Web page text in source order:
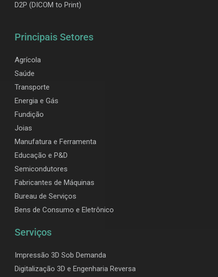
D2P (DICOM to Print)
Principais Setores
Agrícola
Saúde
Transporte
Energia e Gás
Fundição
Joias
Manufatura e Ferramenta
Educação e P&D
Semicondutores
Fabricantes de Máquinas
Bureau de Serviços
Bens de Consumo e Eletrônico
Serviços
Impressão 3D Sob Demanda
Digitalização 3D e Engenharia Reversa